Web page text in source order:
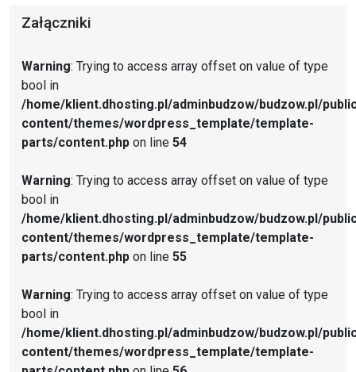
Załączniki
Warning: Trying to access array offset on value of type
bool in
/home/klient.dhosting.pl/adminbudzow/budzow.pl/
content/themes/wordpress_template/template-
parts/content.php on line 54
Warning: Trying to access array offset on value of type
bool in
/home/klient.dhosting.pl/adminbudzow/budzow.pl/
content/themes/wordpress_template/template-
parts/content.php on line 55
Warning: Trying to access array offset on value of type
bool in
/home/klient.dhosting.pl/adminbudzow/budzow.pl/
content/themes/wordpress_template/template-